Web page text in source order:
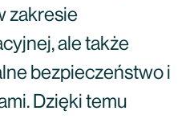
zakresie
ale także
bezpieczeństwo i
Dzięki temu